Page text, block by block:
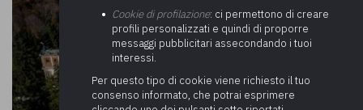
Cookie di profilazione: ci permettono di creare
profili personalizzati e quindi di proporre
messaggi pubblicitari assecondando i tuoi
interessi.
Per questo tipo di cookie viene richiesto il tuo
consenso informato, che potrai esprimere